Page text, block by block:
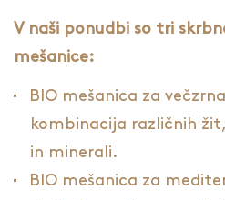
V naši ponudbi so tri
mešanice:
BIO mešanica za
kombinacija različnih
in minerali.
BIO mešanica za